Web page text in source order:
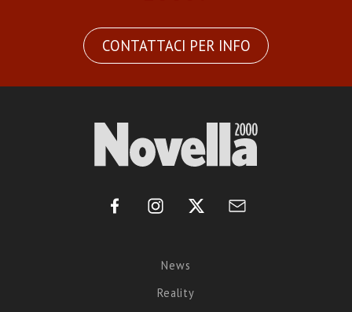
CONTATTACI PER INFO
News
Reality